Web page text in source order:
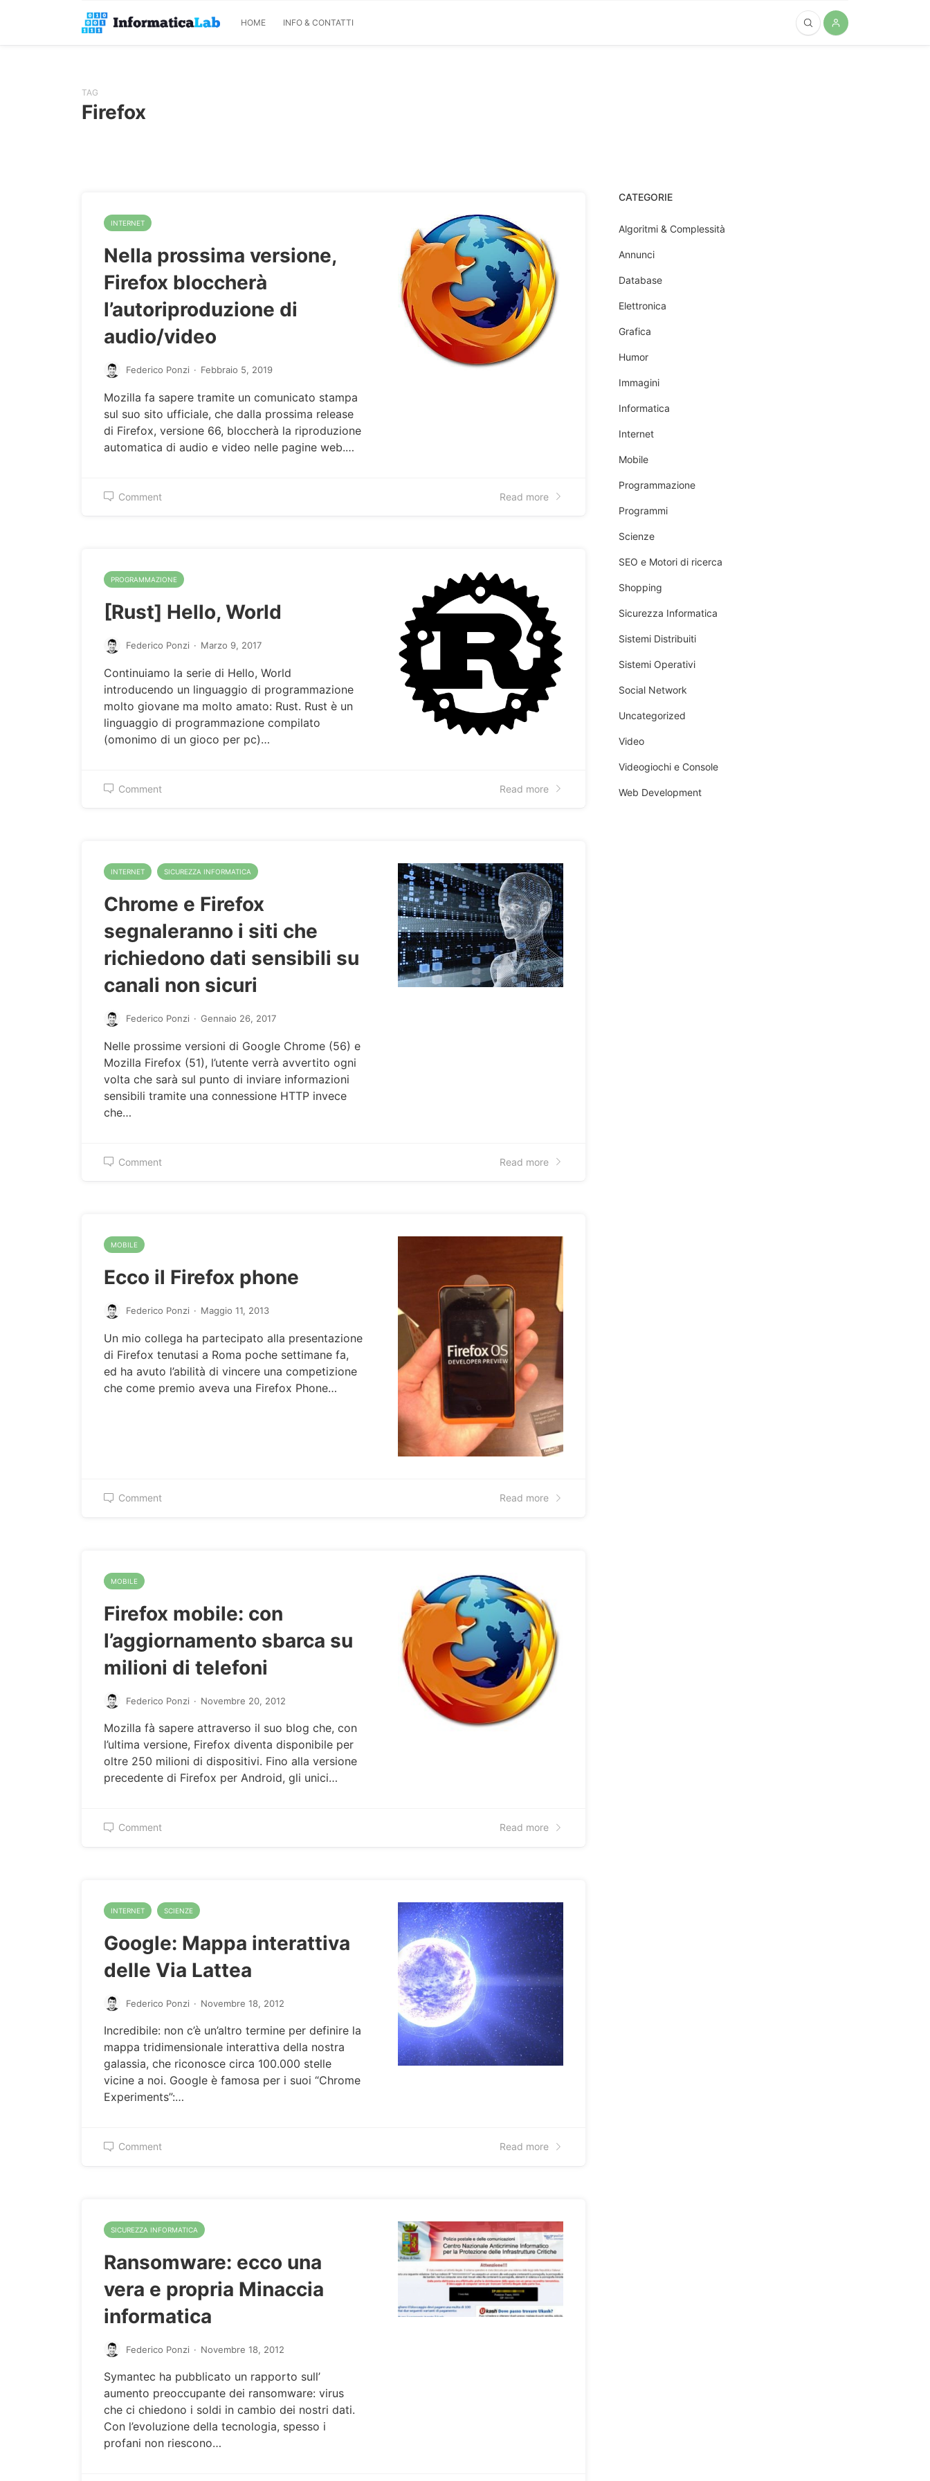
HOME INFO & CONTATTI
TAG
Firefox
INTERNET
Nella prossima versione,
Firefox bloccherà
l’autoriproduzione di
audio/video
Federico Ponzi · Febbraio 5, 2019
Mozilla fa sapere tramite un comunicato stampa
sul suo sito ufficiale, che dalla prossima release
di Firefox, versione 66, bloccherà la riproduzione
automatica di audio e video nelle pagine web.…
Comment Read more
PROGRAMMAZIONE
[Rust] Hello, World
Federico Ponzi · Marzo 9, 2017
Continuiamo la serie di Hello, World
introducendo un linguaggio di programmazione
molto giovane ma molto amato: Rust. Rust è un
linguaggio di programmazione compilato
(omonimo di un gioco per pc)…
Comment Read more
INTERNET SICUREZZA INFORMATICA
Chrome e Firefox
segnaleranno i siti che
richiedono dati sensibili su
canali non sicuri
Federico Ponzi · Gennaio 26, 2017
Nelle prossime versioni di Google Chrome (56) e
Mozilla Firefox (51), l’utente verrà avvertito ogni
volta che sarà sul punto di inviare informazioni
sensibili tramite una connessione HTTP invece
che…
Comment Read more
MOBILE
Ecco il Firefox phone
Federico Ponzi · Maggio 11, 2013
Un mio collega ha partecipato alla presentazione
di Firefox tenutasi a Roma poche settimane fa,
ed ha avuto l’abilità di vincere una competizione
che come premio aveva una Firefox Phone…
Comment Read more
MOBILE
Firefox mobile: con
l’aggiornamento sbarca su
milioni di telefoni
Federico Ponzi · Novembre 20, 2012
Mozilla fà sapere attraverso il suo blog che, con
l’ultima versione, Firefox diventa disponibile per
oltre 250 milioni di dispositivi. Fino alla versione
precedente di Firefox per Android, gli unici…
Comment Read more
INTERNET SCIENZE
Google: Mappa interattiva
delle Via Lattea
Federico Ponzi · Novembre 18, 2012
Incredibile: non c’è un’altro termine per definire la
mappa tridimensionale interattiva della nostra
galassia, che riconosce circa 100.000 stelle
vicine a noi. Google è famosa per i suoi “Chrome
Experiments”:…
Comment Read more
SICUREZZA INFORMATICA
Ransomware: ecco una
vera e propria Minaccia
informatica
Federico Ponzi · Novembre 18, 2012
Symantec ha pubblicato un rapporto sull’
aumento preoccupante dei ransomware: virus
che ci chiedono i soldi in cambio dei nostri dati.
Con l’evoluzione della tecnologia, spesso i
profani non riescono…
CATEGORIE
Algoritmi & Complessità
Annunci
Database
Elettronica
Grafica
Humor
Immagini
Informatica
Internet
Mobile
Programmazione
Programmi
Scienze
SEO e Motori di ricerca
Shopping
Sicurezza Informatica
Sistemi Distribuiti
Sistemi Operativi
Social Network
Uncategorized
Video
Videogiochi e Console
Web Development